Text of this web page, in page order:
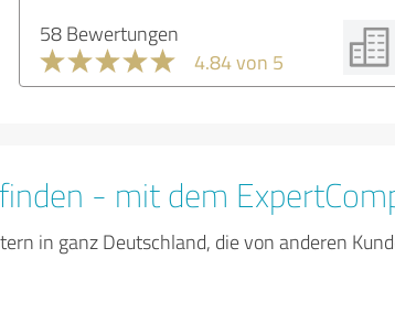
58 Bewertungen
4.84 von 5
- mit dem
in ganz Deutschland, die von anderen